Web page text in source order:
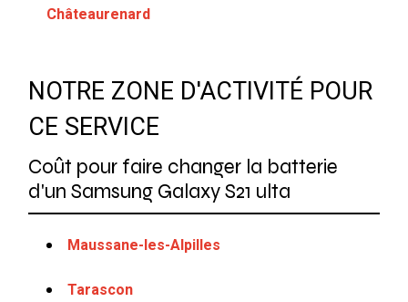
Châteaurenard
NOTRE ZONE D'ACTIVITÉ POUR
CE SERVICE
Coût pour faire changer la batterie
d'un Samsung Galaxy S21 ulta
Maussane-les-Alpilles
Tarascon